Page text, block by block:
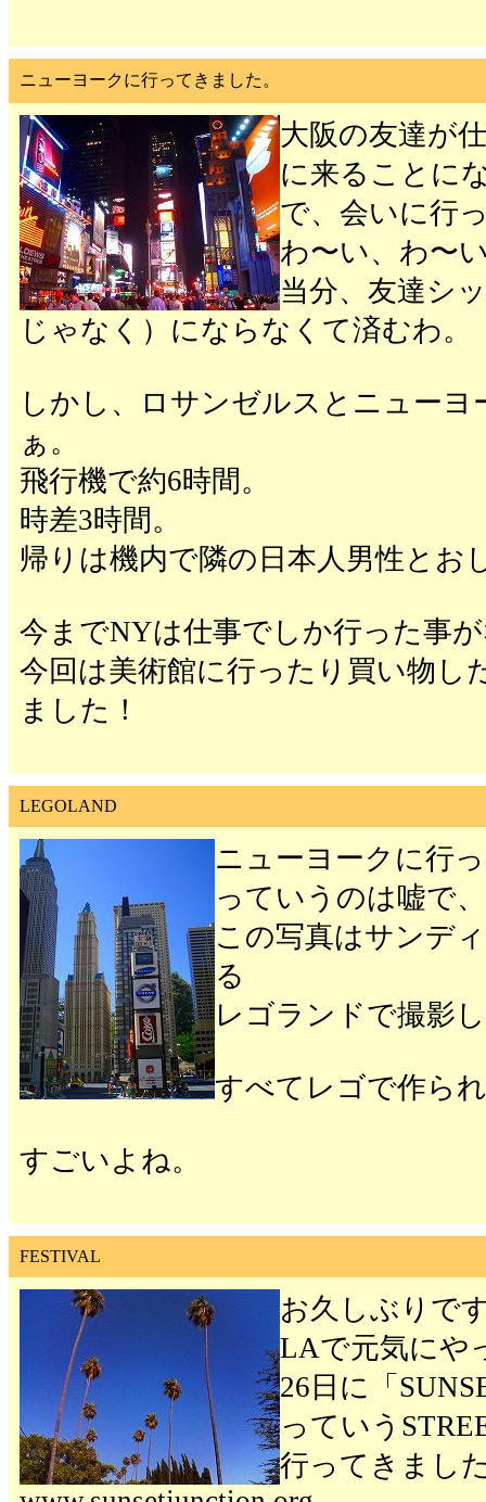
ニューヨークに行ってきました。
大阪の友達が
に来ることに
で、会いに行
わ〜い、わ〜
当分、友達シ
じゃなく）にならなくて済むわ。
しかし、ロサンゼルスとニューヨ
ぁ。
飛行機で約6時間。
時差3時間。
帰りは機内で隣の日本人男性とお
今までNYは仕事でしか行った事
今回は美術館に行ったり買い物し
ました！
LEGOLAND
ニューヨークに行
っていうのは嘘で、
この写真はサンデ
る
レゴランドで撮影
すべてレゴで作ら
すごいよね。
FESTIVAL
お久しぶりで
LAで元気にや
26日に「
っていう
行ってきま